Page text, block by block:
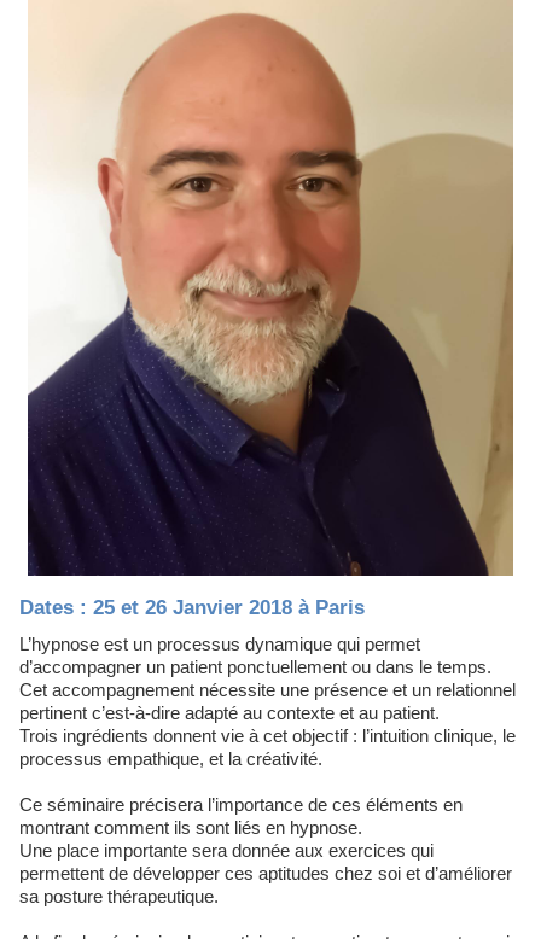
Dates : 25 et 26 Janvier 2018 à Paris
L’hypnose est un processus dynamique qui permet
d’accompagner un patient ponctuellement ou dans le temps.
Cet accompagnement nécessite une présence et un relationnel
pertinent c’est-à-dire adapté au contexte et au patient.
Trois ingrédients donnent vie à cet objectif : l’intuition clinique, le
processus empathique, et la créativité.
Ce séminaire précisera l’importance de ces éléments en
montrant comment ils sont liés en hypnose.
Une place importante sera donnée aux exercices qui
permettent de développer ces aptitudes chez soi et d’améliorer
sa posture thérapeutique.